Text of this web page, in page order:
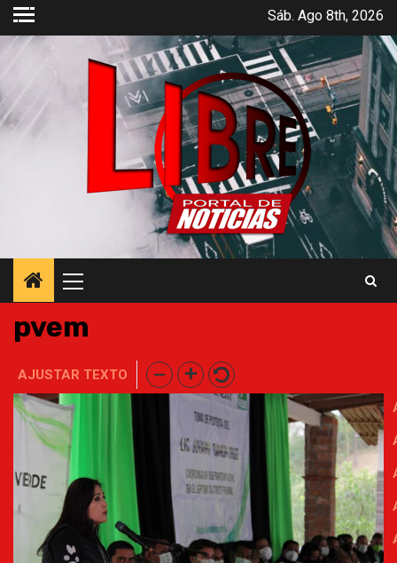
Saltar
contenido
Sáb. Ago 8th, 2026
principal
pvem
AJUSTAR TEXTO